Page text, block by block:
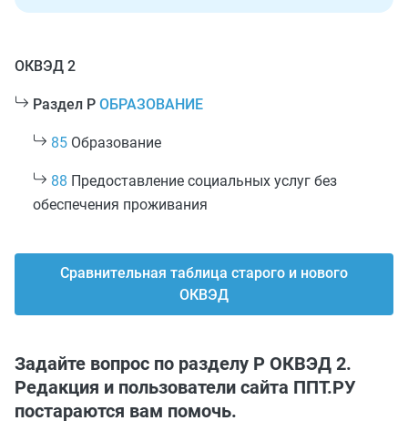
ОКВЭД 2
Раздел P ОБРАЗОВАНИЕ
85 Образование
88 Предоставление социальных услуг без
обеспечения проживания
Сравнительная таблица старого и нового
ОКВЭД
Задайте вопрос по разделу P ОКВЭД 2.
Редакция и пользователи сайта ППТ.РУ
постараются вам помочь.